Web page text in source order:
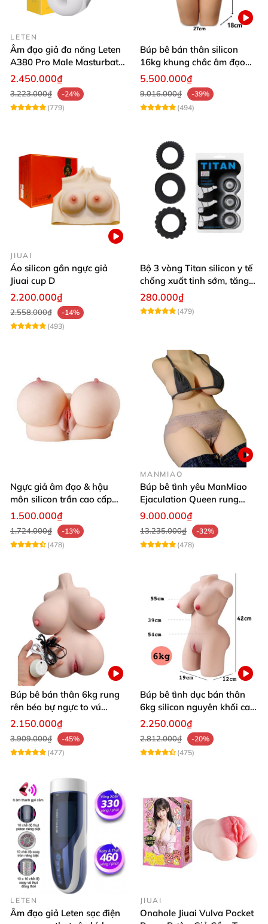
LETEN
Âm đạo giả đa năng Leten
A380 Pro Male Masturbator
Version 3
2.450.000₫
3.223.000₫
-24%
(779)
Búp bê bán thân silicon
16kg khung chắc âm đạo
khít hồng
5.500.000₫
9.016.000₫
-39%
(494)
JIUAI
Áo silicon gắn ngực giả
Jiuai cup D
2.200.000₫
2.558.000₫
-14%
(493)
Bộ 3 vòng Titan silicon y tế
chống xuất tinh sớm, tăng
khoái cảm
280.000₫
(479)
Ngực giả âm đạo & hậu
môn silicon trần cao cấp
mềm mịn - Man
Mastuebator 3kg
1.500.000₫
1.724.000₫
-13%
(478)
MANMIAO
Búp bê tình yêu ManMiao
Ejaculation Queen rung
cảm biến sưởi ấm phun
nước thông minh
9.000.000₫
13.235.000₫
-32%
(478)
Búp bê bán thân 6kg rung
rên béo bự ngực to vú
khủng siêu múp
2.150.000₫
3.909.000₫
-45%
(477)
Búp bê tình dục bán thân
6kg silicon nguyên khối cao
cấp giá rẻ
2.250.000₫
2.812.000₫
-20%
(475)
LETEN
Âm đạo giả Leten sạc điện
JIUAI
Onahole Jiuai Vulva Pocket